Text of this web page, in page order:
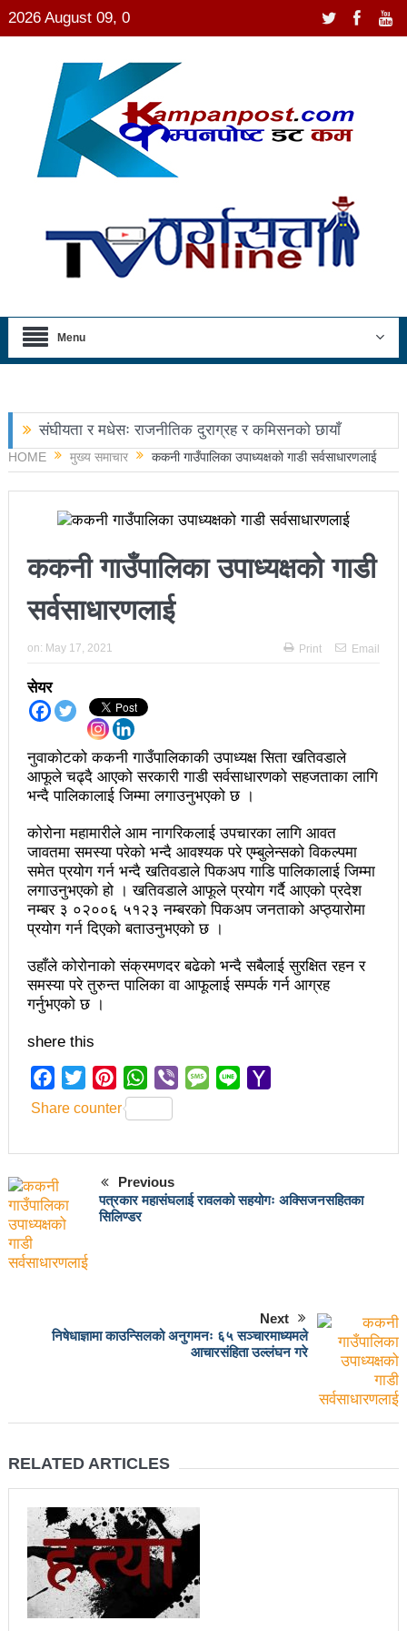
2026 August 09, 0
Menu
संघीयता र मधेसः राजनीतिक दुराग्रह र कमिसनको छायाँ
छोराले फलामको पाइपले हान्दा बाबुको मृत्यु
काङ्ग्रेस नेता मिश्रको आरोप : बालेन सरकारले सिमा क्षेत्रका
जनतालाई अनावश्यक दु:ख दियो
पूर्वप्रधानमन्त्री ओलीलाई पितृशोक
रञ्जु दर्शना विजयीः अधिकांश स्थानमा रास्वपा अगाडि
प्रतिनिधिसभा सदस्य निर्वाचनः ६० प्रतिशत मत खस्यो,
काठमाडौँसहित केही स्थानमा रातीदेखि नै गणना सुरु हुने
निर्वाचनले सङ्घीय लोकतान्त्रिक गणतन्त्रात्मक प्रणालीलाई
अझ सुदृढ बनाएको छः प्रचण्ड
छिटफुटबाहेक शान्तिपूर्ण रुपमा मतदान सम्पन्न
आज प्रतिनिधिसभा सदस्य निर्वाचनः देशैभर मतदान जारी
कविता – अपजश
पुरस्कार वितरणबिनै काउन्सिलले सम्पन्न गर्‍यो वार्षिकोत्सव
हितेन्द्रदेव शाक्यलाई पद छाड्नुपर्ने नैतिक दबाबः समय बुझेर
बाटो खुलाउन मन्त्री घिसिङको म्यासेज
खतिवडाको नयाँ गीत जमाना आजकाल
सहनशीलताको ब्रेक
राममाया च्यामिनीसँग दशरथ चन्दको अनुरोध – प्रेमविनोद नन्दन
चलचित्र विकास बोर्डका नवनियुक्त सदस्य गणेश सुवेदीलाई
आइएनएनएफद्वारा सम्मान
महानगर यातायातले थप्यो १२ वटा विद्युतीय बस
गणेश पण्डितको कवितासङ्ग्रह कालापानी लोकार्पण
फोहोरमैला व्यवस्थापन संघ नेपालको अध्यक्षमा नुवाकोटका घिमिरे
कविता – सुख भोग
काउन्सिल सुक्ष्म अध्ययनमा
लोकतान्त्रिक सहिद सन्तति वृत्ति कोष स्थापनाः सहिदका
बालबालिकाको शिक्षामा खर्च हुने
HOME मुख्य समाचार ककनी गाउँपालिका उपाध्यक्षको गाडी सर्वसाधारणलाई
ककनी गाउँपालिका उपाध्यक्षको गाडी
सर्वसाधारणलाई
on: May 17, 2021 Print Email
सेयर
नुवाकोटको ककनी गाउँपालिकाकी उपाध्यक्ष सिता खतिवडाले
आफूले चढ्दै आएको सरकारी गाडी सर्वसाधारणको सहजताका लागि
भन्दै पालिकालाई जिम्मा लगाउनुभएको छ ।
कोरोना महामारीले आम नागरिकलाई उपचारका लागि आवत
जावतमा समस्या परेको भन्दै आवश्यक परे एम्बुलेन्सको विकल्पमा
समेत प्रयोग गर्न भन्दै खतिवडाले पिकअप गाडि पालिकालाई जिम्मा
लगाउनुभएको हो । खतिवडाले आफूले प्रयोग गर्दै आएको प्रदेश
नम्बर ३ ०२००६ ५१२३ नम्बरको पिकअप जनताको अप्ठ्यारोमा
प्रयोग गर्न दिएको बताउनुभएको छ ।
उहाँले कोरोनाको संक्रमणदर बढेको भन्दै सबैलाई सुरक्षित रहन र
समस्या परे तुरुन्त पालिका वा आफूलाई सम्पर्क गर्न आग्रह
गर्नुभएको छ ।
shere this
Facebook
TwitterPinterestWhatsApp
Viber Message
Line
Share counter
Previous
पत्रकार महासंघलाई रावलको सहयोगः अक्सिजनसहितका
सिलिण्डर
Next
निषेधाज्ञामा काउन्सिलको अनुगमनः ६५ सञ्चारमाध्यमले
आचारसंहिता उल्लंघन गरे
RELATED ARTICLES